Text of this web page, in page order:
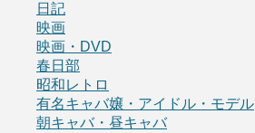
日記
映画
映画・DVD
春日部
昭和レトロ
有名キャバ嬢・アイドル・モデル
朝キャバ・昼キャバ